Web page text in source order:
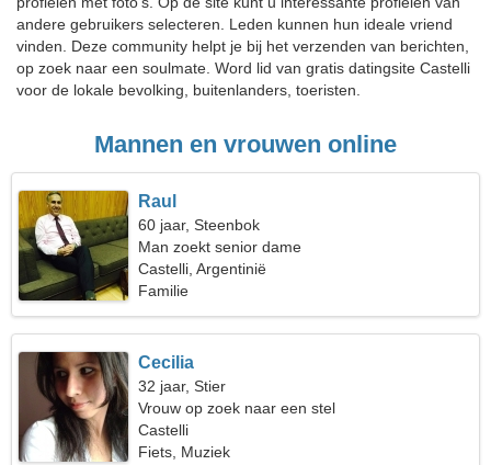
andere gebruikers selecteren. Leden kunnen hun ideale vriend
vinden. Deze community helpt je bij het verzenden van berichten,
op zoek naar een soulmate. Word lid van gratis datingsite Castelli
voor de lokale bevolking, buitenlanders, toeristen.
Mannen en vrouwen online
Raul
60 jaar, Steenbok
Man zoekt senior dame
Castelli, Argentinië
Familie
Cecilia
32 jaar, Stier
Vrouw op zoek naar een stel
Castelli
Fiets, Muziek